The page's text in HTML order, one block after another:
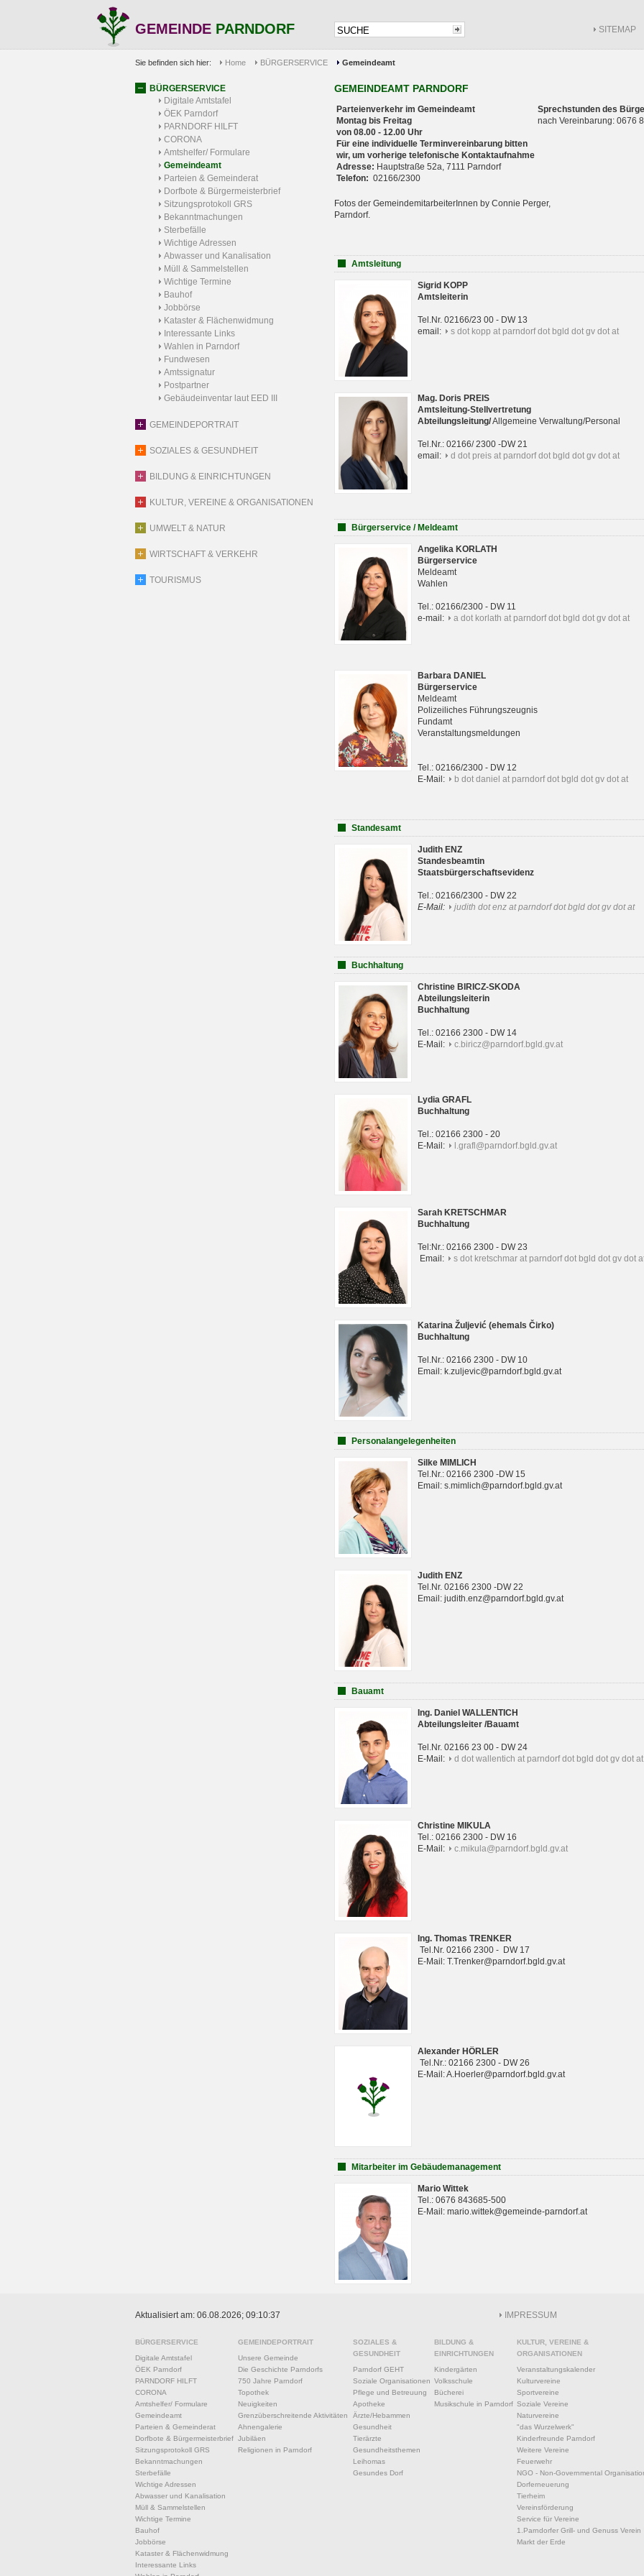
GEMEINDE PARNDORF SITEMAP
Sie befinden sich hier: Home BÜRGERSERVICE Gemeindeamt
BÜRGERSERVICE
Digitale Amtstafel
ÖEK Parndorf
PARNDORF HILFT
CORONA
Amtshelfer/ Formulare
Gemeindeamt
Parteien & Gemeinderat
Dorfbote & Bürgermeisterbrief
Sitzungsprotokoll GRS
Bekanntmachungen
Sterbefälle
Wichtige Adressen
Abwasser und Kanalisation
Müll & Sammelstellen
Wichtige Termine
Bauhof
Jobbörse
Kataster & Flächenwidmung
Interessante Links
Wahlen in Parndorf
Fundwesen
Amtssignatur
Postpartner
Gebäudeinventar laut EED III
GEMEINDEPORTRAIT
SOZIALES & GESUNDHEIT
BILDUNG & EINRICHTUNGEN
KULTUR, VEREINE & ORGANISATIONEN
UMWELT & NATUR
WIRTSCHAFT & VERKEHR
TOURISMUS
GEMEINDEAMT PARNDORF
Parteienverkehr im Gemeindeamt
Montag bis Freitag
von 08.00 - 12.00 Uhr
Für eine individuelle Terminvereinbarung bitten
wir, um vorherige telefonische Kontaktaufnahme
Adresse: Hauptstraße 52a, 7111 Parndorf
Telefon: 02166/2300
Sprechstunden des
nach Vereinbarung: 0676
Fotos der GemeindemitarbeiterInnen by Connie Perger,
Parndorf.
Amtsleitung
Sigrid KOPP
Amtsleiterin
Tel.Nr. 02166/23 00 - DW 13
email:
s dot kopp at parndorf dot bgld dot gv dot at
Mag. Doris PREIS
Amtsleitung-Stellvertretung
Abteilungsleitung/Allgemeine Verwaltung/Personal
Tel.Nr.: 02166/ 2300 -DW 21
email:
d dot preis at parndorf dot bgld dot gv dot at
Bürgerservice / Meldeamt
Angelika KORLATH
Bürgerservice
Meldeamt
Wahlen
Tel.: 02166/2300 - DW 11
e-mail:
a dot korlath at parndorf dot bgld dot gv dot at
Barbara DANIEL
Bürgerservice
Meldeamt
Polizeiliches Führungszeugnis
Fundamt
Veranstaltungsmeldungen
Tel.: 02166/2300 - DW 12
E-Mail:
b dot daniel at parndorf dot bgld dot gv dot at
Standesamt
Judith ENZ
Standesbeamtin
Staatsbürgerschaftsevidenz
Tel.: 02166/2300 - DW 22
E-Mail:
judith dot enz at parndorf dot bgld dot gv dot at
Buchhaltung
Christine BIRICZ-SKODA
Abteilungsleiterin
Buchhaltung
Tel.: 02166 2300 - DW 14
E-Mail:
c.biricz@parndorf.bgld.gv.at
Lydia GRAFL
Buchhaltung
Tel.: 02166 2300 - 20
E-Mail:
l.grafl@parndorf.bgld.gv.at
Sarah KRETSCHMAR
Buchhaltung
Tel:Nr.: 02166 2300 - DW 23
Email:
s dot kretschmar at parndorf dot bgld dot gv dot
Katarina Žuljević (ehemals Čirko)
Buchhaltung
Tel.Nr.: 02166 2300 - DW 10
Email: k.zuljevic@parndorf.bgld.gv.at
Personalangelegenheiten
Silke MIMLICH
Tel.Nr.: 02166 2300 -DW 15
Email: s.mimlich@parndorf.bgld.gv.at
Judith ENZ
Tel.Nr. 02166 2300 -DW 22
Email: judith.enz@parndorf.bgld.gv.at
Bauamt
Ing. Daniel WALLENTICH
Abteilungsleiter /Bauamt
Tel.Nr. 02166 23 00 - DW 24
E-Mail:
d dot wallentich at parndorf dot bgld dot gv dot at
Christine MIKULA
Tel.: 02166 2300 - DW 16
E-Mail:
c.mikula@parndorf.bgld.gv.at
Ing. Thomas TRENKER
Tel.Nr. 02166 2300 - DW 17
E-Mail: T.Trenker@parndorf.bgld.gv.at
Alexander HÖRLER
Tel.Nr.: 02166 2300 - DW 26
E-Mail: A.Hoerler@parndorf.bgld.gv.at
Mitarbeiter im Gebäudemanagement
Mario Wittek
Tel.: 0676 843685-500
E-Mail: mario.wittek@gemeinde-parndorf.at
Aktualisiert am: 06.08.2026; 09:10:37 IMPRESSUM
BÜRGERSERVICE
Digitale Amtstafel
ÖEK Parndorf
PARNDORF HILFT
CORONA
Amtshelfer/ Formulare
Gemeindeamt
Parteien & Gemeinderat
Dorfbote & Bürgermeisterbrief
Sitzungsprotokoll GRS
Bekanntmachungen
Sterbefälle
Wichtige Adressen
Abwasser und Kanalisation
Müll & Sammelstellen
Wichtige Termine
Bauhof
Jobbörse
Kataster & Flächenwidmung
Interessante Links
GEMEINDEPORTRAIT
Unsere Gemeinde
Die Geschichte Parndorfs
750 Jahre Parndorf
Topothek
Neuigkeiten
Grenzüberschreitende Aktivitäten
Ahnengalerie
Jubiläen
Religionen in Parndorf
SOZIALES &
GESUNDHEIT
Parndorf GEHT
Soziale Organisationen
Pflege und Betreuung
Apotheke
Ärzte/Hebammen
Gesundheit
Tierärzte
Gesundheitsthemen
Leihomas
Gesundes Dorf
BILDUNG &
EINRICHTUNGEN
Kindergärten
Volksschule
Bücherei
Musikschule in Parndorf
KULTUR, VEREINE &
ORGANISATIONEN
Veranstaltungskalender
Kulturvereine
Sportvereine
Soziale Vereine
Naturvereine
"das Wurzelwerk"
Kinderfreunde Parndorf
Weitere Vereine
Feuerwehr
NGO - Non-Governmental
Dorferneuerung
Tierheim
Vereinsförderung
Service für Vereine
1.Parndorfer Grill- und Genuss Verein
Markt der Erde